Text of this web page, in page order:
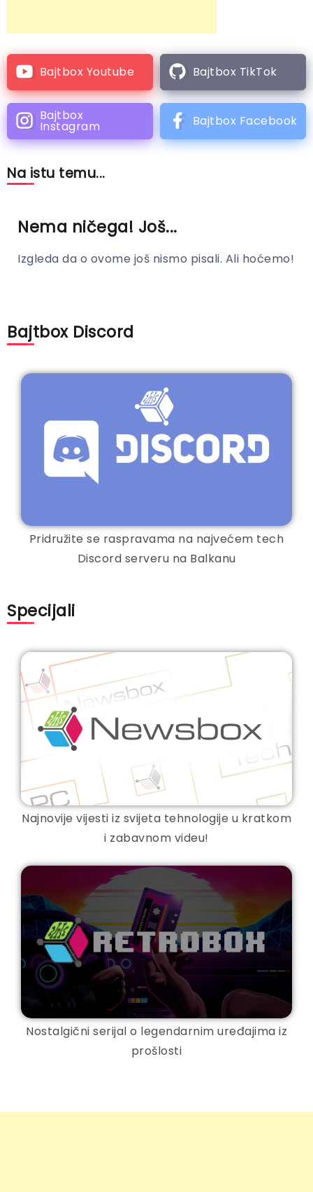
Bajtbox Youtube Bajtbox TikTok
Bajtbox
Instagram Bajtbox Facebook
Na istu temu...
Nema ničega! Još...
Izgleda da o ovome još nismo pisali. Ali hoćemo!
Bajtbox Discord
Pridružite se raspravama na najvećem tech
Discord serveru na Balkanu
Specijali
Najnovije vijesti iz svijeta tehnologije u kratkom
i zabavnom videu!
Nostalgični serijal o legendarnim uređajima iz
prošlosti